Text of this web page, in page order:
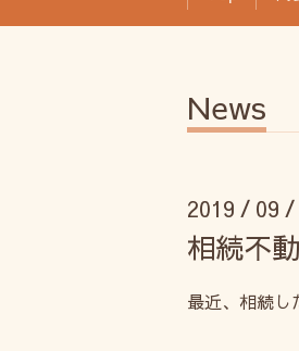
News
2019 / 09 /
相続不
最近、相続し